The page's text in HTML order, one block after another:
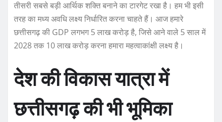
तीसरी सबसे बड़ी आर्थिक शक्ति बनाने का टारगेट रखा है। हम भी इसी
तरह का मध्य अवधि लक्ष्य निर्धारित करना चाहते हैं। आज हमारे
छत्तीसगढ़ की GDP लगभग 5 लाख करोड़ है, जिसे आने वाले 5 साल में
2028 तक 10 लाख करोड़ करना हमारा महत्वाकांक्षी लक्ष्य है।
देश की विकास यात्रा में
छत्तीसगढ़ की भी भूमिका